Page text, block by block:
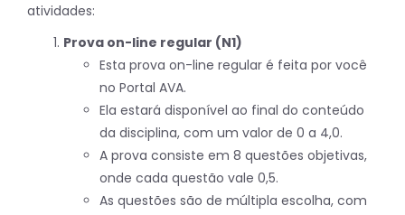
atividades:
Prova on-line regular (N1)
Esta prova on-line regular é feita por você
no Portal AVA.
Ela estará disponível ao final do conteúdo
da disciplina, com um valor de 0 a 4,0.
A prova consiste em 8 questões objetivas,
onde cada questão vale 0,5.
As questões são de múltipla escolha, com